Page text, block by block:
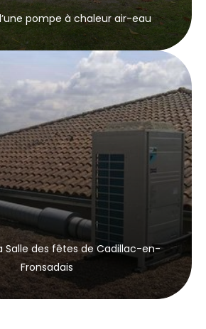
pompe à chaleur air-eau
Salle des fêtes de Cadillac-en-
Fronsadais